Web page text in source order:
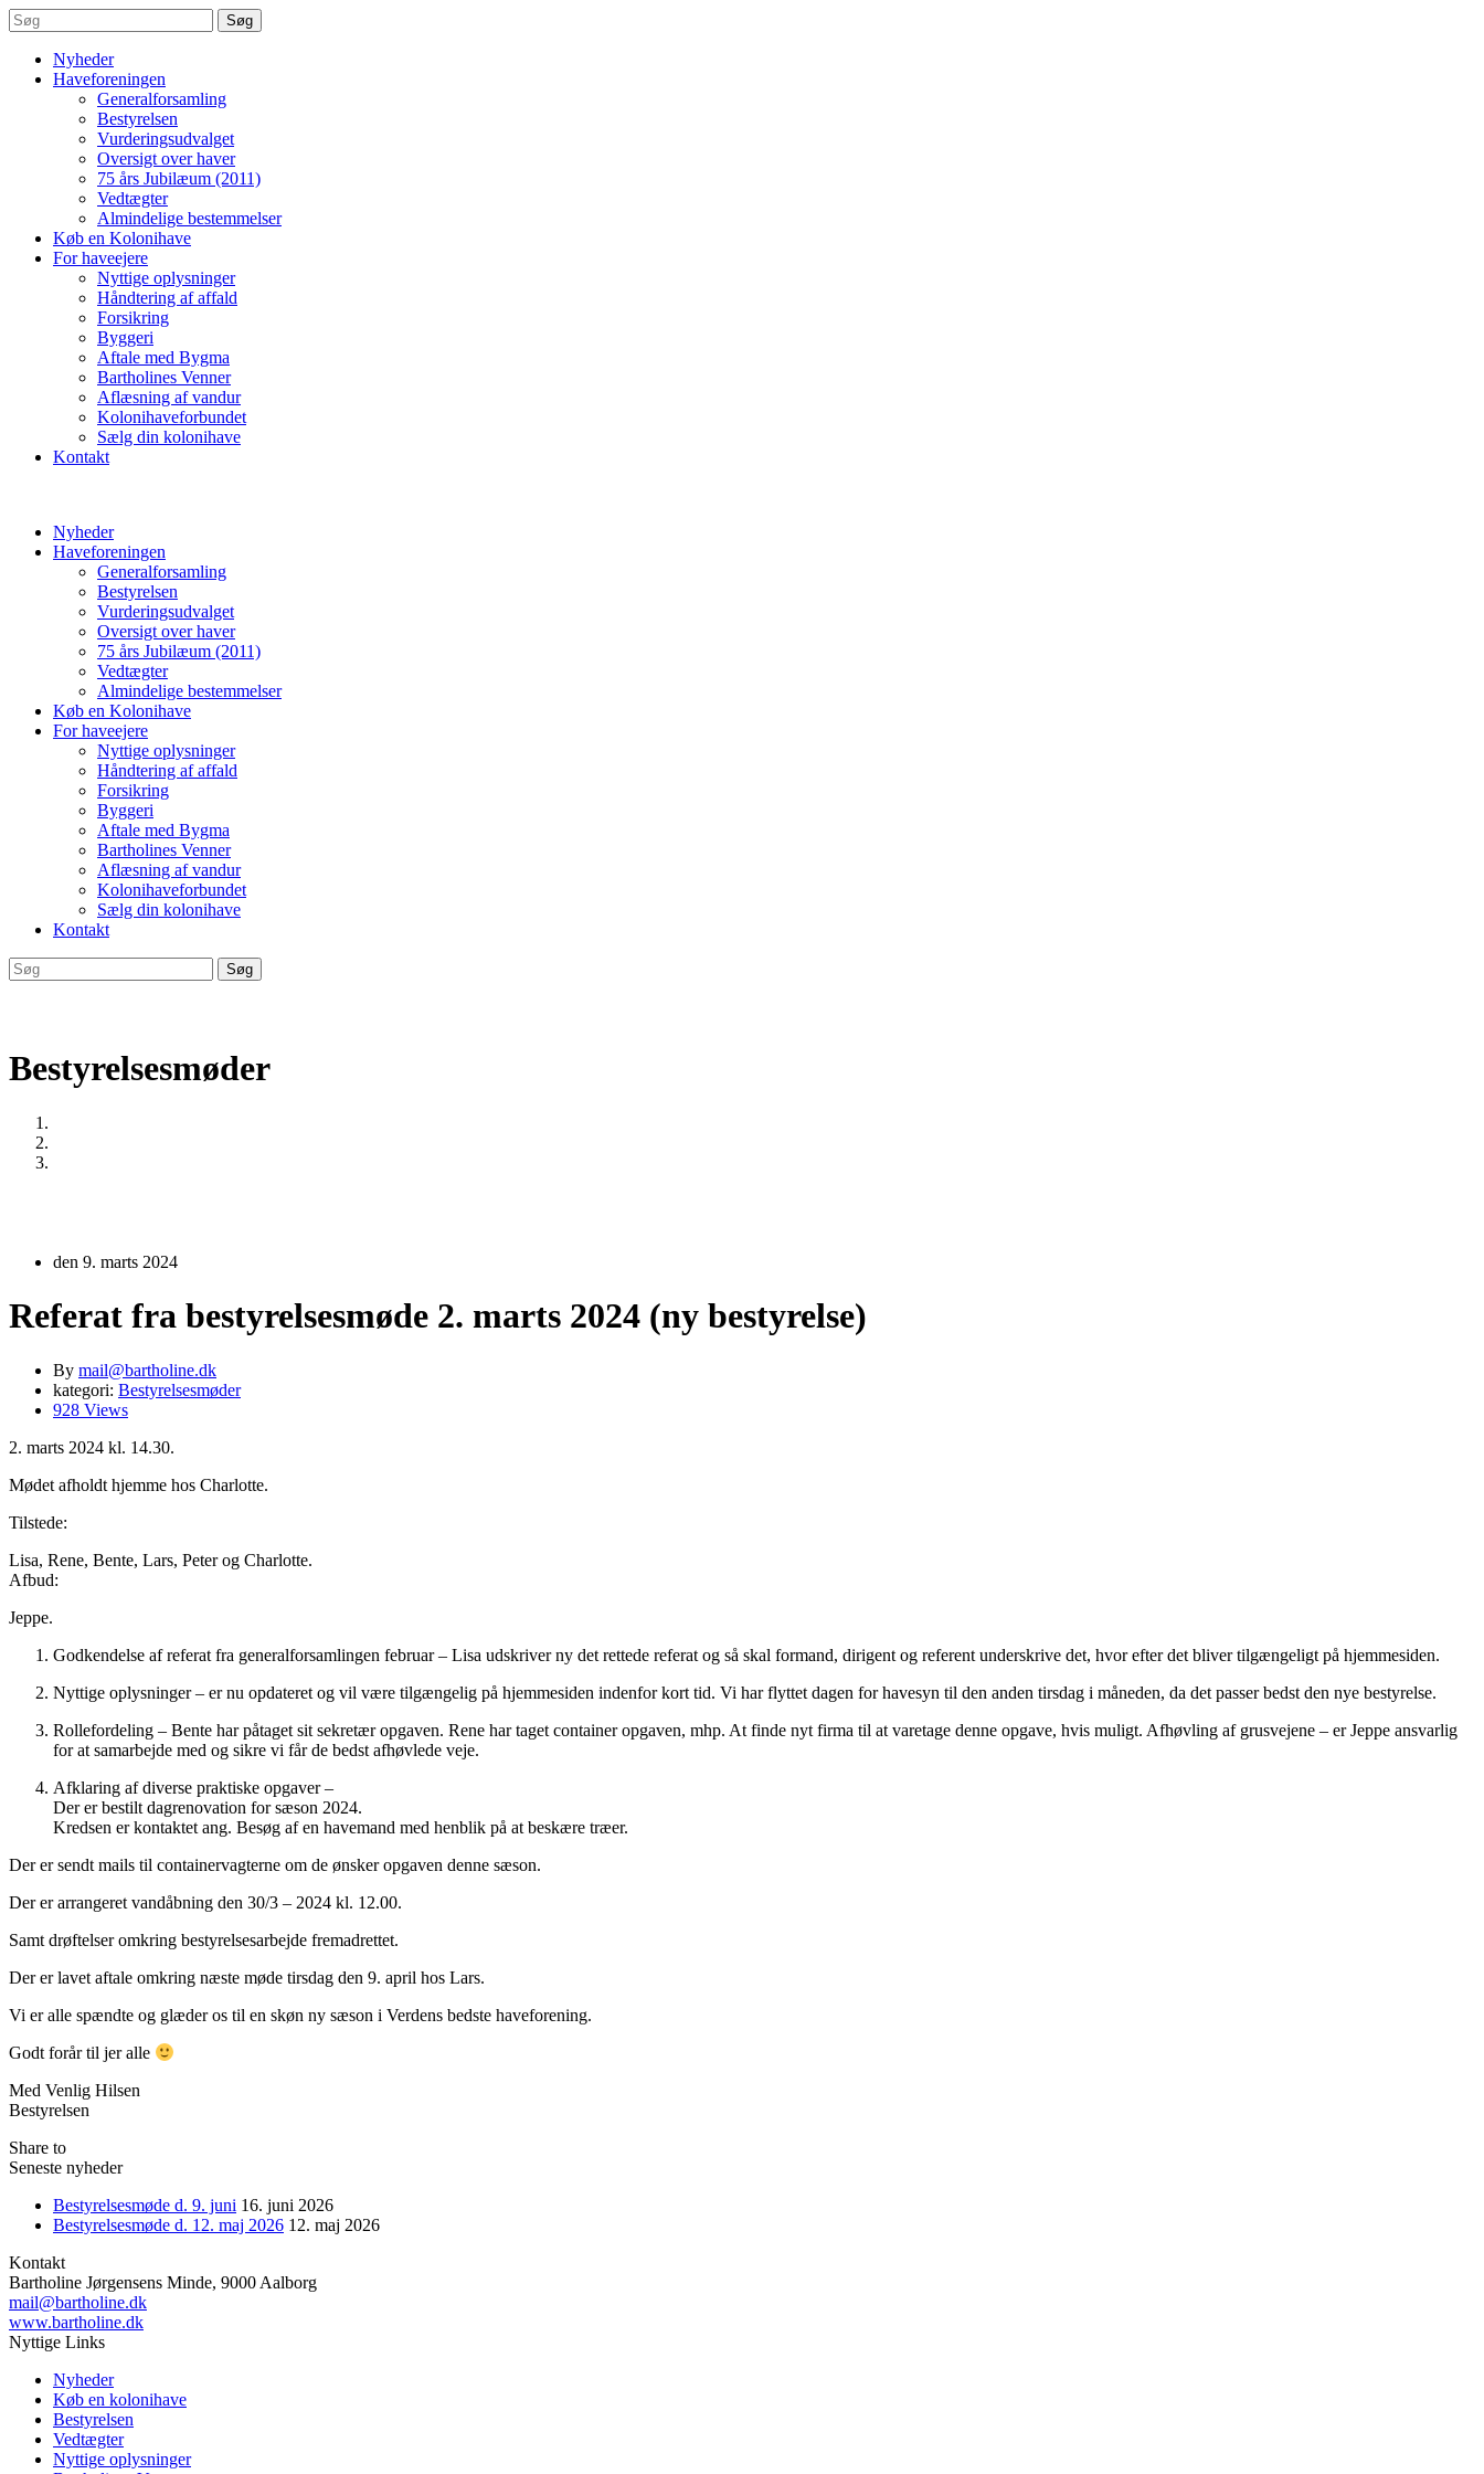
Søg
Nyheder
Haveforeningen
Generalforsamling
Bestyrelsen
Vurderingsudvalget
Oversigt over haver
75 års Jubilæum (2011)
Vedtægter
Almindelige bestemmelser
Køb en Kolonihave
For haveejere
Nyttige oplysninger
Håndtering af affald
Forsikring
Byggeri
Aftale med Bygma
Bartholines Venner
Aflæsning af vandur
Kolonihaveforbundet
Sælg din kolonihave
Kontakt
Nyheder
Haveforeningen
Generalforsamling
Bestyrelsen
Vurderingsudvalget
Oversigt over haver
75 års Jubilæum (2011)
Vedtægter
Almindelige bestemmelser
Køb en Kolonihave
For haveejere
Nyttige oplysninger
Håndtering af affald
Forsikring
Byggeri
Aftale med Bygma
Bartholines Venner
Aflæsning af vandur
Kolonihaveforbundet
Sælg din kolonihave
Kontakt
Søg
Bestyrelsesmøder
den 9. marts 2024
Referat fra bestyrelsesmøde 2. marts 2024 (ny bestyrelse)
By mail@bartholine.dk
kategori: Bestyrelsesmøder
928 Views
2. marts 2024 kl. 14.30.
Mødet afholdt hjemme hos Charlotte.
Tilstede:
Lisa, Rene, Bente, Lars, Peter og Charlotte.
Afbud:
Jeppe.
Godkendelse af referat fra generalforsamlingen februar – Lisa udskriver ny det rettede referat og så skal formand, dirigent og referent underskrive det, hvor efter det bliver tilgængeligt på hjemmesiden.
Nyttige oplysninger – er nu opdateret og vil være tilgængelig på hjemmesiden indenfor kort tid. Vi har flyttet dagen for havesyn til den anden tirsdag i måneden, da det passer bedst den nye bestyrelse.
Rollefordeling – Bente har påtaget sit sekretær opgaven. Rene har taget container opgaven, mhp. At finde nyt firma til at varetage denne opgave, hvis muligt. Afhøvling af grusvejene – er Jeppe ansvarlig
for at samarbejde med og sikre vi får de bedst afhøvlede veje.
Afklaring af diverse praktiske opgaver –
Der er bestilt dagrenovation for sæson 2024.
Kredsen er kontaktet ang. Besøg af en havemand med henblik på at beskære træer.
Der er sendt mails til containervagterne om de ønsker opgaven denne sæson.
Der er arrangeret vandåbning den 30/3 – 2024 kl. 12.00.
Samt drøftelser omkring bestyrelsesarbejde fremadrettet.
Der er lavet aftale omkring næste møde tirsdag den 9. april hos Lars.
Vi er alle spændte og glæder os til en skøn ny sæson i Verdens bedste haveforening.
Godt forår til jer alle
Med Venlig Hilsen
Bestyrelsen
Share to
Seneste nyheder
Bestyrelsesmøde d. 9. juni 16. juni 2026
Bestyrelsesmøde d. 12. maj 2026 12. maj 2026
Kontakt
Bartholine Jørgensens Minde, 9000 Aalborg
mail@bartholine.dk
www.bartholine.dk
Nyttige Links
Nyheder
Køb en kolonihave
Bestyrelsen
Vedtægter
Nyttige oplysninger